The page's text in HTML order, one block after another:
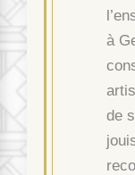
à
de